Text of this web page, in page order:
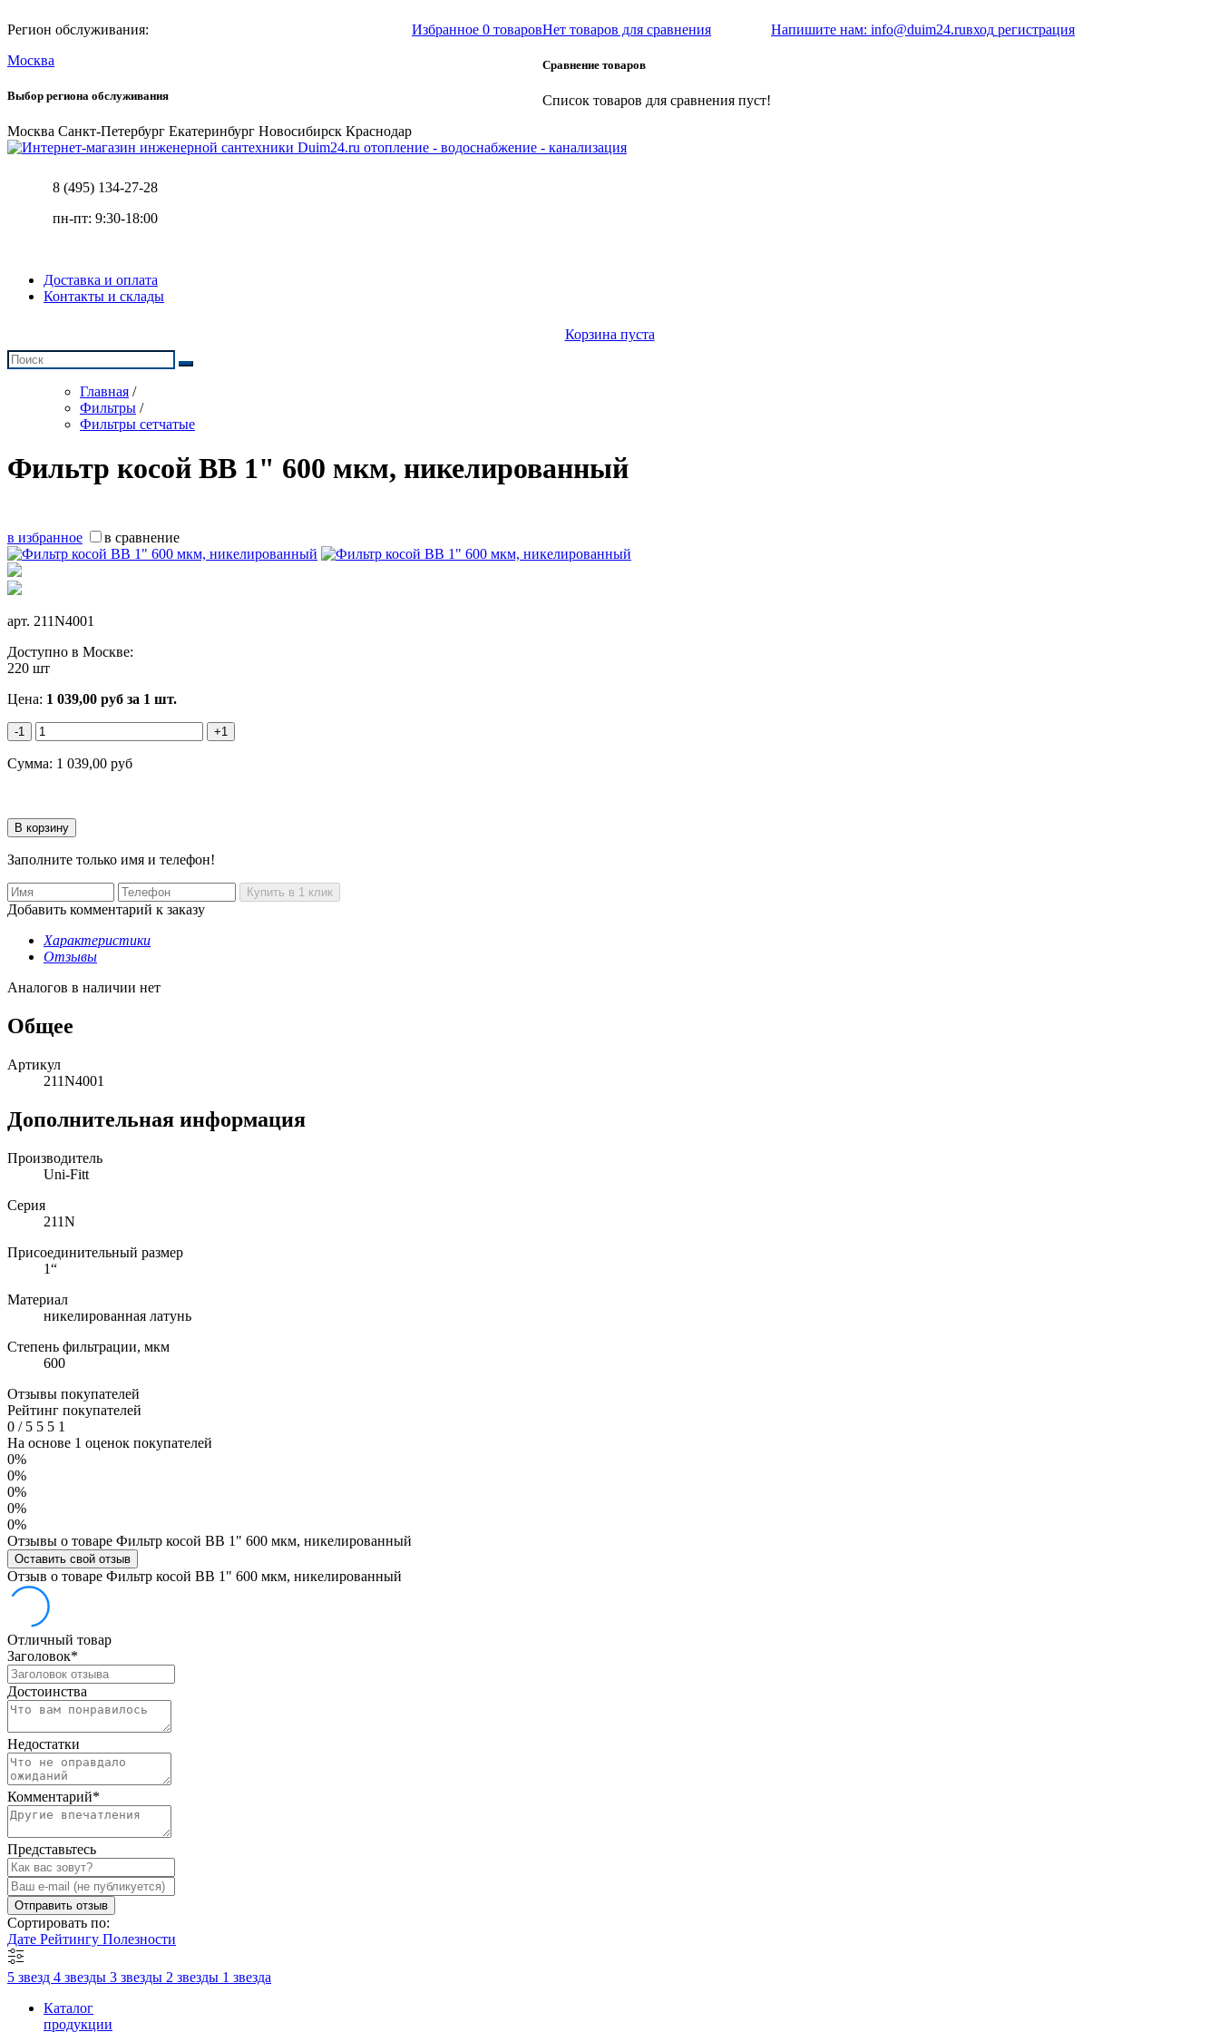
Регион обслуживания:
Москва
Выбор региона обслуживания
Москва Санкт-Петербург Екатеринбург Новосибирск Краснодар
Избранное 0 товаровНет товаров для сравнения
Сравнение товаров
Список товаров для сравнения пуст!
Напишите нам: info@duim24.ruвход регистрация
отопление - водоснабжение - канализация
8 (495) 134-27-28
пн-пт: 9:30-18:00
Доставка и оплата
Контакты и склады
Корзина пуста
Главная /
Фильтры /
Фильтры сетчатые
Фильтр косой ВВ 1" 600 мкм, никелированный
в избранное в сравнение
арт. 211N4001
Доступно в Москве:
220 шт
Цена: 1 039,00 руб за 1 шт.
-1 +1
Сумма: 1 039,00 руб
Заполните только имя и телефон!
Добавить комментарий к заказу
Характеристики
Отзывы
Аналогов в наличии нет
Общее
Артикул
211N4001
Дополнительная информация
Производитель
Uni-Fitt
Серия
211N
Присоединительный размер
1“
Материал
никелированная латунь
Степень фильтрации, мкм
600
Отзывы покупателей
Рейтинг покупателей
0 /5 5 5 1
На основе 1 оценок покупателей
0%
0%
0%
0%
0%
Отзывы о товаре Фильтр косой ВВ 1" 600 мкм, никелированный
Оставить свой отзыв
Отзыв о товаре Фильтр косой ВВ 1" 600 мкм, никелированный
Отличный товар
Заголовок*
Достоинства
Недостатки
Комментарий*
Представьтесь
Отправить отзыв
Сортировать по:
Дате Рейтингу Полезности
5 звезд 4 звезды 3 звезды 2 звезды 1 звезда
Каталог
продукции